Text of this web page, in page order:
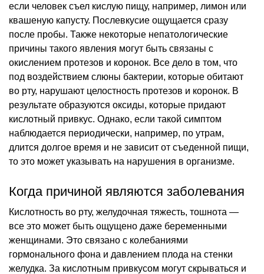
если человек съел кислую пищу, например, лимон или
квашеную капусту. Послевкусие ощущается сразу
после пробы. Также некоторые непатологические
причины такого явления могут быть связаны с
окислением протезов и коронок. Все дело в том, что
под воздействием слюны бактерии, которые обитают
во рту, нарушают целостность протезов и коронок. В
результате образуются оксиды, которые придают
кислотный привкус. Однако, если такой симптом
наблюдается периодически, например, по утрам,
длится долгое время и не зависит от съеденной пищи,
то это может указывать на нарушения в организме.
Когда причиной являются заболевания
Кислотность во рту, желудочная тяжесть, тошнота —
все это может быть ощущено даже беременными
женщинами. Это связано с колебаниями
гормонального фона и давлением плода на стенки
желудка. За кислотным привкусом могут скрываться и